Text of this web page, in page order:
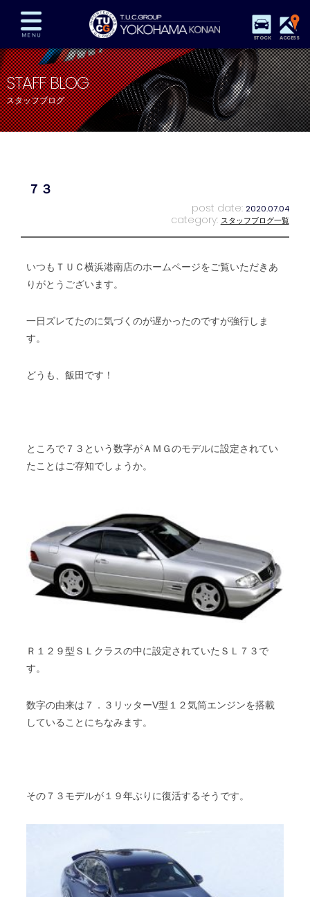
STOCK ACCESS
在庫車両情報 保証&サービス パーツリスト
TUCとは？ 店舗情報 アクセスマップ
全国納車 特別作業 注文販売
STAFF BLOG
スタッフブログ
７３
post date: 2020.07.04
category: スタッフブログ一覧
いつもＴＵＣ横浜港南店のホームページをご覧いただきあ
りがとうございます。
一日ズレてたのに気づくのが遅かったのですが強行しま
す。
どうも、飯田です！
ところで７３という数字がＡＭＧのモデルに設定されてい
たことはご存知でしょうか。
Ｒ１２９型ＳＬクラスの中に設定されていたＳＬ７３で
す。
数字の由来は７．３リッターV型１２気筒エンジンを搭載
していることにちなみます。
その７３モデルが１９年ぶりに復活するそうです。